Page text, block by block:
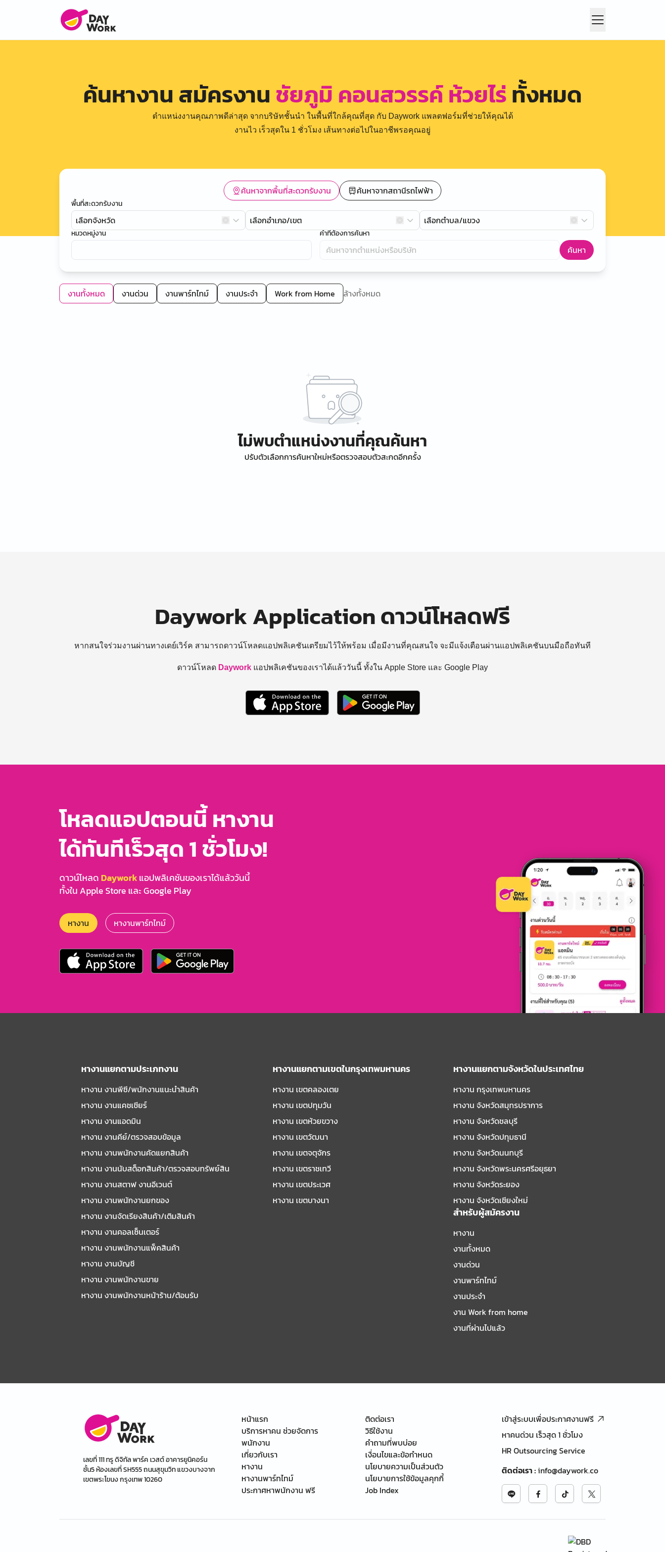
ค้นหางาน สมัครงานชัยภูมิ คอนสวรรค์ ห้วยไร่ทั้งหมด
ตำแหน่งงานคุณภาพดีล่าสุด จากบริษัทชั้นนำ ในพื้นที่ใกล้คุณที่สุด กับ Daywork แพลตฟอร์มที่ช่วยให้คุณได้
งานไว เร็วสุดใน 1 ชั่วโมง เส้นทางต่อไปในอาชีพรอคุณอยู่
ค้นหาจากพื้นที่สะดวกรับงาน ค้นหาจากสถานีรถไฟฟ้า
พื้นที่สะดวกรับงาน
เลือกจังหวัด เลือกอำเภอ/เขต เลือกตำบล/แขวง
หมวดหมู่งาน คำที่ต้องการค้นหา
ค้นหา
งานทั้งหมด งานด่วน งานพาร์ทไทม์ งานประจำ Work from Home ล้างทั้งหมด
ไม่พบตำแหน่งงานที่คุณค้นหา
ปรับตัวเลือกการค้นหาใหม่หรือตรวจสอบตัวสะกดอีกครั้ง
Daywork Application ดาวน์โหลดฟรี
หากสนใจร่วมงานผ่านทางเดย์เวิร์ค สามารถดาวน์โหลดแอปพลิเคชันเตรียมไว้ให้พร้อม เมื่อมีงานที่คุณสนใจ จะมีแจ้งเตือนผ่านแอปพลิเคชันบนมือถือทันที
ดาวน์โหลด Daywork แอปพลิเคชันของเราได้แล้ววันนี้ ทั้งใน Apple Store และ Google Play
โหลดแอปตอนนี้ หางาน
ได้ทันทีเร็วสุด 1 ชั่วโมง!
ดาวน์โหลด Dayworkแอปพลิเคชันของเราได้แล้ววันนี้
ทั้งใน Apple Store และ Google Play
หางาน หางานพาร์ทไทม์
หางานแยกตามประเภทงาน
หางาน งานพีซี/พนักงานแนะนําสินค้า
หางาน งานแคชเชียร์
หางาน งานแอดมิน
หางาน งานคีย์/ตรวจสอบข้อมูล
หางาน งานพนักงานคัดแยกสินค้า
หางาน งานนับสต็อกสินค้า/ตรวจสอบทรัพย์สิน
หางาน งานสตาฟ งานอีเวนต์
หางาน งานพนักงานยกของ
หางาน งานจัดเรียงสินค้า/เติมสินค้า
หางาน งานคอลเซ็นเตอร์
หางาน งานพนักงานแพ็คสินค้า
หางาน งานบัญชี
หางาน งานพนักงานขาย
หางาน งานพนักงานหน้าร้าน/ต้อนรับ
หางานแยกตามเขตในกรุงเทพมหานคร
หางาน เขตคลองเตย
หางาน เขตปทุมวัน
หางาน เขตห้วยขวาง
หางาน เขตวัฒนา
หางาน เขตจตุจักร
หางาน เขตราชเทวี
หางาน เขตประเวศ
หางาน เขตบางนา
หางานแยกตามจังหวัดในประเทศไทย
หางาน กรุงเทพมหานคร
หางาน จังหวัดสมุทรปราการ
หางาน จังหวัดชลบุรี
หางาน จังหวัดปทุมธานี
หางาน จังหวัดนนทบุรี
หางาน จังหวัดพระนครศรีอยุธยา
หางาน จังหวัดระยอง
หางาน จังหวัดเชียงใหม่
สำหรับผู้สมัครงาน
หางาน
งานทั้งหมด
งานด่วน
งานพาร์ทไทม์
งานประจำ
งาน Work from home
งานที่ผ่านไปแล้ว
เลขที่ 111 ทรู ดิจิทัล พาร์ค เวสต์ อาคารยูนิคอร์น
ชั้น5 ห้องเลขที่ SH555 ถนนสุขุมวิท แขวงบางจาก
เขตพระโขนง กรุงเทพ 10260
หน้าแรก
บริการหาคน ช่วยจัดการ
พนักงาน
เกี่ยวกับเรา
หางาน
หางานพาร์ทไทม์
ประกาศหาพนักงาน ฟรี
ติดต่อเรา
วิธีใช้งาน
คำถามที่พบบ่อย
เงื่อนไขและข้อกำหนด
นโยบายความเป็นส่วนตัว
นโยบายการใช้ข้อมูลคุกกี้
Job Index
เข้าสู่ระบบเพื่อประกาศงานฟรี
หาคนด่วน เร็วสุด 1 ชั่วโมง
HR Outsourcing Service
ติดต่อเรา:info@daywork.co